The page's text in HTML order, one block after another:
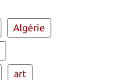
Algérie
art